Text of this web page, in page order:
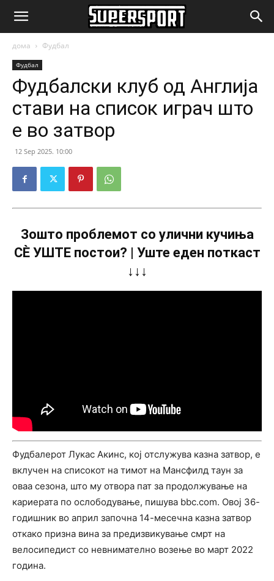
SuperSport.mk
дома Фудбал
Фудбал
Фудбалски клуб од Англија
стави на список играч што
е во затвор
12 Sep 2025. 10:00
Зошто проблемот со улични кучиња
СÈ УШТЕ постои? | Уште еден поткаст
↓↓↓
Фудбалерот Лукас Акинс, кој отслужува казна затвор, е
вклучен на списокот на тимот на Мансфилд таун за
оваа сезона, што му отвора пат за продолжување на
кариерата по ослободување, пишува bbc.com. Овој 36-
годишник во април започна 14-месечна казна затвор
откако призна вина за предизвикување смрт на
велосипедист со невнимателно возење во март 2022
година.